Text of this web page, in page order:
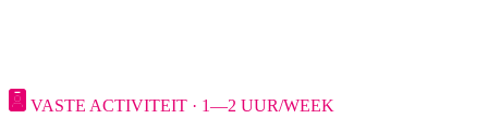
VASTE ACTIVITEIT · 1—2 UUR/WEEK